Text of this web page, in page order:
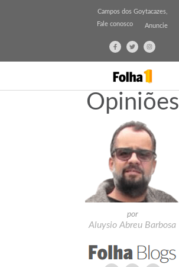
Campos dos Goytacazes,
Fale conosco
Anuncie
Opiniões
por
Aluysio Abreu Barbosa